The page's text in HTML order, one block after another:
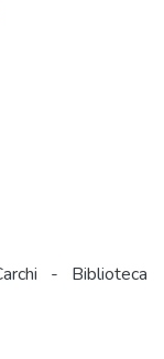
- Biblioteca